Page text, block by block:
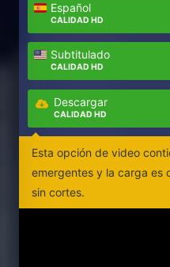
Español
CALIDAD HD
Subtitulado
CALIDAD HD
Descargar
CALIDAD HD
Esta opción de video
emergentes y la carga es
sin cortes.